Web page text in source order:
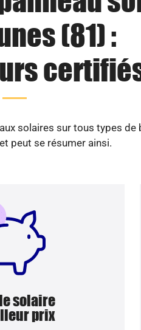
(81) :
solaires sur tous types
peut se résumer ainsi.
solaire
prix